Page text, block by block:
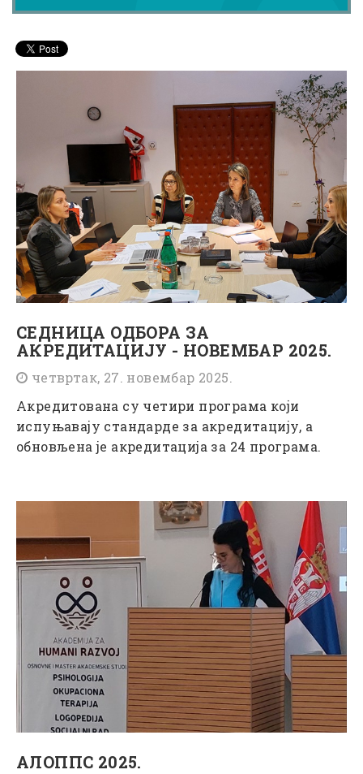
СЕДНИЦА ОДБОРА ЗА
АКРЕДИТАЦИЈУ - НОВЕМБАР 2025.
четвртак, 27. новембар 2025.
Акредитована су четири програма који
испуњавају стандарде за акредитацију, а
обновљена је акредитација за 24 програма.
АЛОППС 2025.